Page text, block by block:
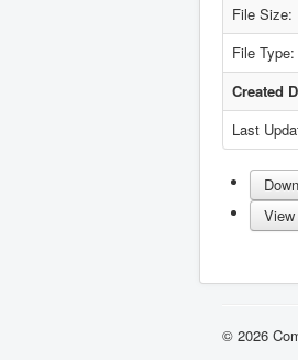
File Size:
File Type:
Created
Last
View
© 2026